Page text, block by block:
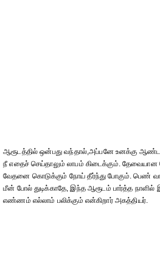
ஆரூடத்தில் ஒன்பது வந்தால்,அப்பனே உனக்கு
நீ எதைச் செய்தாலும் லாபம் கிடைக்கும். தேவையான
வேதனை கொடுக்கும் நோய் தீர்ந்து போகும். பெண்
மீன் போல் துடிக்காதே, இந்த ஆரூடம் பார்த்த நாளில்
எண்ணம் எல்லாம் பலிக்கும் என்கிறார் அகத்தியர்.